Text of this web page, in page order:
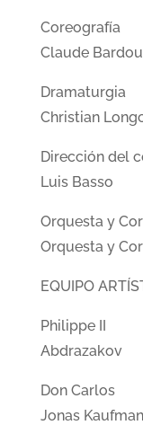
Claude
Christian
Luis Basso
Orquesta y
EQUIPO
Abdrazakov
Jonas